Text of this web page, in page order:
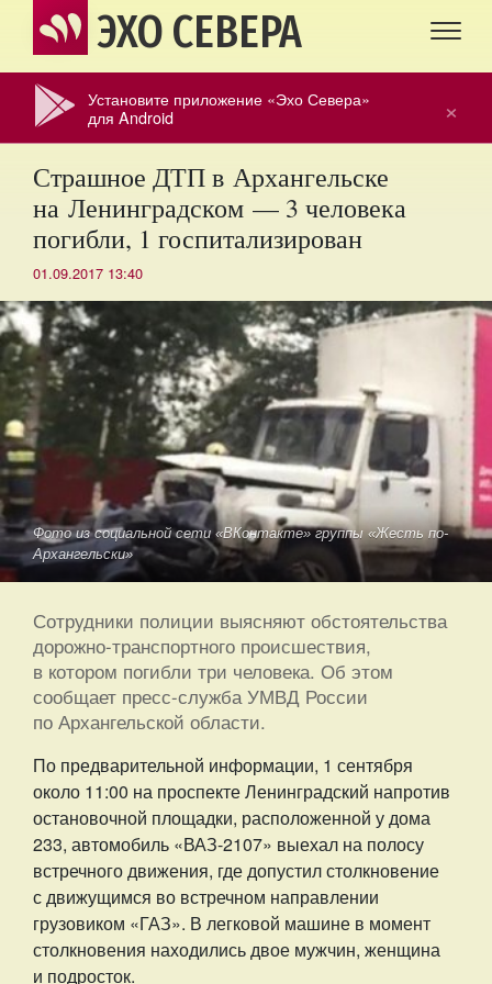
ЭХО СЕВЕРА
×
Установите приложение «Эхо Севера»
для Android
Страшное ДТП в Архангельске
на Ленинградском — 3 человека
погибли, 1 госпитализирован
01.09.2017 13:40
Фото из социальной сети «ВКонтакте» группы «Жесть по-
Архангельски»
Сотрудники полиции выясняют обстоятельства
дорожно-транспортного происшествия,
в котором погибли три человека. Об этом
сообщает пресс-служба УМВД России
по Архангельской области.
По предварительной информации, 1 сентября
около 11:00 на проспектеЛенинградский напротив
остановочной площадки, расположенной у дома
233, автомобиль «ВАЗ-2107» выехал на полосу
встречного движения, где допустил столкновение
с движущимся во встречном направлении
грузовиком «ГАЗ». В легковой машине в момент
столкновения находились двое мужчин, женщина
и подросток.